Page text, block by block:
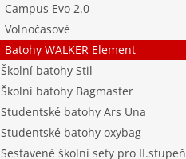
Campus Evo 2.0
Volnočasové
Batohy WALKER Element
Školní batohy Stil
Školní batohy Bagmaster
Studentské batohy Ars Una
Studentské batohy oxybag
Sestavené školní sety pro II.stupeň